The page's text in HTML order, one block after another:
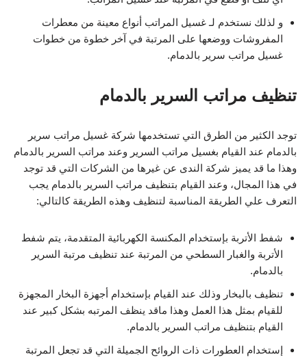
و لذلك نستخدم لـ غسيل المراتب أنواع معينة من معطرات
المفروشات ووضعها على المرتبة في آخر خطوة من خطوات
غسيل مراتب سرير بالدمام.
تنظيف مراتب السرير بالدمام
توجد الكثير من الطرق التي تستخدمها شركة غسيل مراتب سرير
بالدمام عند القيام بغسيل مراتب السرير وعند مراتب السرير بالدمام
وهذا ما قد يميز شركة الندى عن غيرها من الشركات التي قد توجد
في هذا المجال، وعند القيام بتنظيف مراتب السرير بالدمام يجب
التعرف علي الطريقة المناسبة لتنظيف وهذه الطريقة كالتالي:
شفط الأتربة بإستخدام المكنسة الكهربائية المتقدمة، يتم شفط
الأتربة والغبار السطحي من المرتبة عند تنظيف مرتبة السرير
بالدمام.
تنظيف بالبخار وذلك عند القيام بإستخدام أجهزة البخار المجهزة
للقيام بمثل هذا العمل وهذا ماقد ينظف المرتبه بشكل كبير عند
القيام بتنظيف مراتب السرير بالدمام.
إستخدام العطورات ذات الروائح الجميلة التي قد تجعل المرتبة